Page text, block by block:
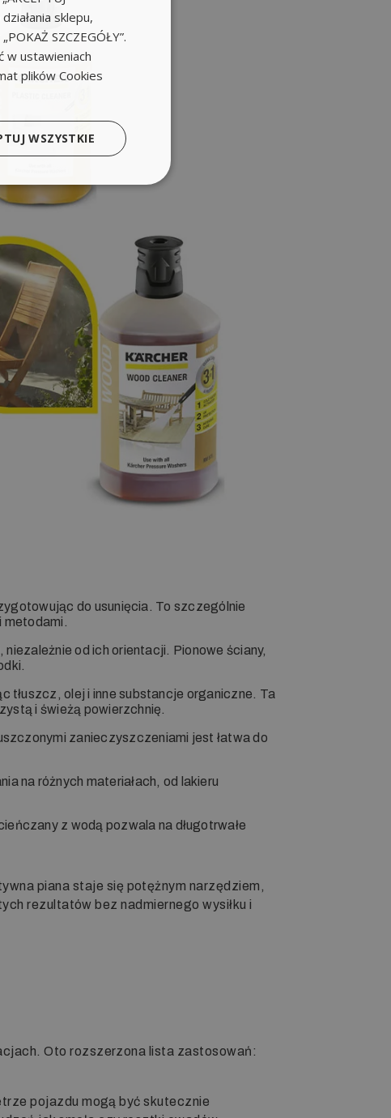
do usunięcia. To szczególnie
metodami.
od ich orientacji. Pionowe ściany,
tłuszcz, olej i inne substancje organiczne. Ta
i świeżą powierzchnię.
zanieczyszczeniami jest łatwa do
na różnych materiałach, od lakieru
z wodą pozwala na długotrwałe
piana staje się potężnym narzędziem,
rezultatów bez nadmiernego wysiłku i
Oto rozszerzona lista zastosowań:
pojazdu mogą być skutecznie
sklepu,
SZCZEGÓŁY”.
w ustawieniach
plików Cookies
WSZYSTKIE